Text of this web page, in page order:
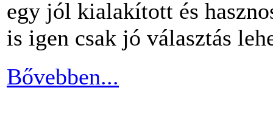
egy jól kialakított és
is igen csak jó választás
Bővebben...